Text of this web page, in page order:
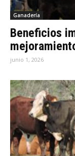
Ganadería
Beneficios
junio 1, 2026